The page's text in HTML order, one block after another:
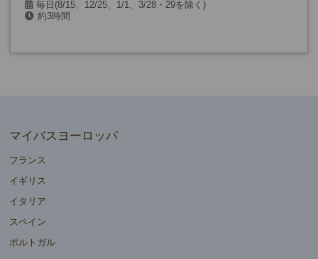
毎日(8/15、12/25、1/1、3/28・29を除く)
約3時間
マイバスヨーロッパ
フランス
イギリス
イタリア
スペイン
ポルトガル